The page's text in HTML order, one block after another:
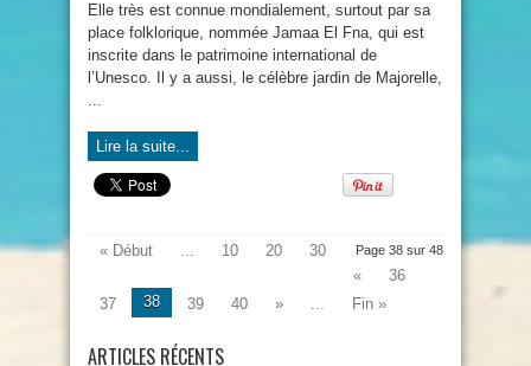
Elle très est connue mondialement, surtout par sa
place folklorique, nommée Jamaa El Fna, qui est
inscrite dans le patrimoine international de
l’Unesco. Il y a aussi, le célèbre jardin de Majorelle,
...
Lire la suite...
Page 38 sur 48
« Début ... 10 20
30
«
36
37
38 39 40 » ... Fin »
ARTICLES RÉCENTS